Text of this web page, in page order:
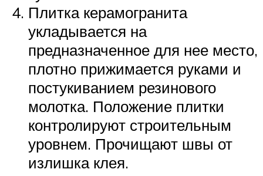
Плитка керамогранита
укладывается на
предназначенное для нее место,
плотно прижимается руками и
постукиванием резинового
молотка. Положение плитки
контролируют строительным
уровнем. Прочищают швы от
излишка клея.